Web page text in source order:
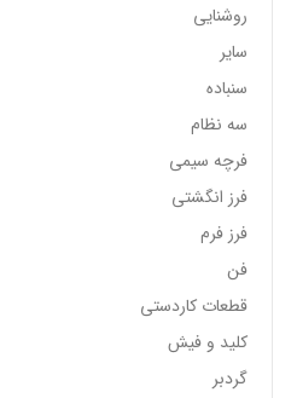
روشنایی
سایر
سنباده
سه نظام
فرچه سیمی
فرز انگشتی
فرز فرم
فن
قطعات کاردستی
کلید و فیش
گردبر